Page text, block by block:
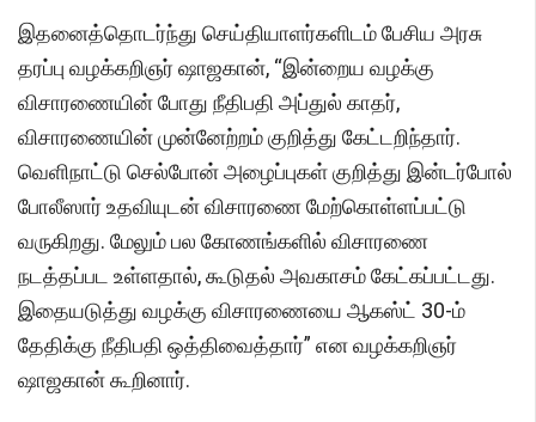
இதனைத்தொடர்ந்து செய்தியாளர்களிடம் பேசிய அரசு
தரப்பு வழக்கறிஞர் ஷாஜகான், “இன்றைய வழக்கு
விசாரணையின் போது நீதிபதி அப்துல் காதர்,
விசாரணையின் முன்னேற்றம் குறித்து கேட்டறிந்தார்.
வெளிநாட்டு செல்போன் அழைப்புகள் குறித்து இன்டர்போல்
போலீஸார் உதவியுடன் விசாரணை மேற்கொள்ளப்பட்டு
வருகிறது. மேலும் பல கோணங்களில் விசாரணை
நடத்தப்பட உள்ளதால், கூடுதல் அவகாசம் கேட்கப்பட்டது.
இதையடுத்து வழக்கு விசாரணையை ஆகஸ்ட் 30-ம்
தேதிக்கு நீதிபதி ஒத்திவைத்தார்” என வழக்கறிஞர்
ஷாஜகான் கூறினார்.